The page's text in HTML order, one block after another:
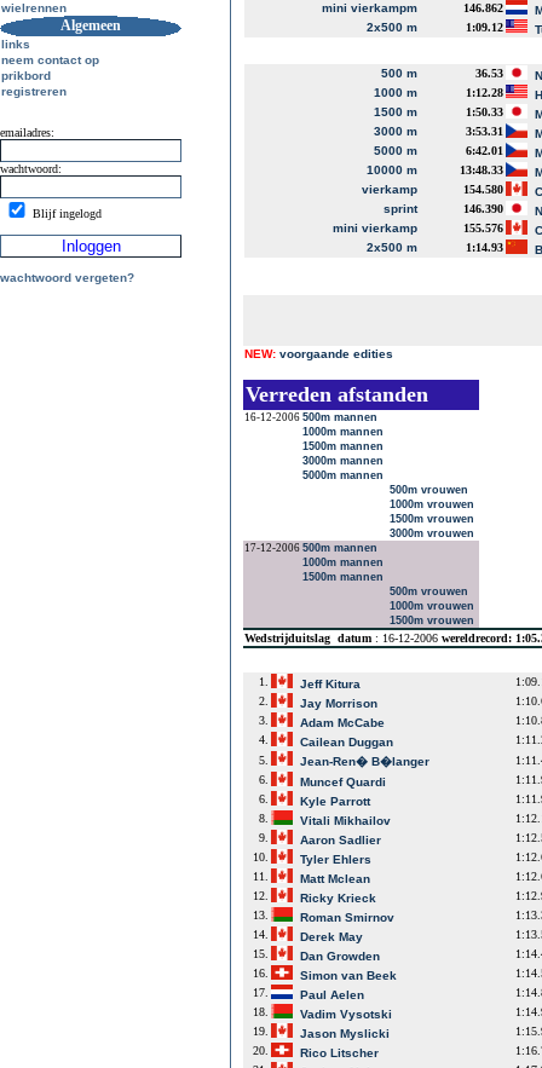
wielrennen
Algemeen
links
neem contact op
prikbord
registreren
emailadres:
wachtwoord:
Blijf ingelogd
wachtwoord vergeten?
mini vierkampm
146.862
2x500 m
1:09.12
500 m 36.53
1000 m
1:12.28
1500 m
1:50.33
3000 m
3:53.31
5000 m
6:42.01
10000 m
13:48.33
vierkamp
154.580
sprint
146.390
mini vierkamp
155.576
2x500 m
1:14.93
NEW: voorgaande edities
Verreden afstanden
16-12-2006 500m mannen
1000m mannen
1500m mannen
3000m mannen
5000m mannen
500m vrouwen
1000m vrouwen
1500m vrouwen
3000m vrouwen
17-12-2006 500m mannen
1000m mannen
1500m mannen
500m vrouwen
1000m vrouwen
1500m vrouwen
Wedstrijduitslag datum : 16-12-2006 wereldrecord:
1. Jeff Kitura
2.
Jay Morrison
3.
Adam McCabe
4.
Cailean Duggan
5.
Jean-Ren� B�langer
6.
Muncef Quardi
6.
Kyle Parrott
8.
Vitali Mikhailov
9.
Aaron Sadlier
10.
Tyler Ehlers
11.
Matt Mclean
12.
Ricky Krieck
13.
Roman Smirnov
14.
Derek May
15.
Dan Growden
16.
Simon van Beek
17.
Paul Aelen
18.
Vadim Vysotski
19.
Jason Myslicki
20.
Rico Litscher